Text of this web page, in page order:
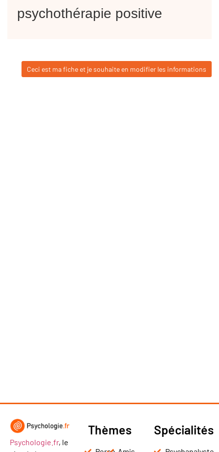
psychothérapie positive
Ceci est ma fiche et je souhaite en modifier les informations
Psychologie.fr, le
Thèmes Spécialités